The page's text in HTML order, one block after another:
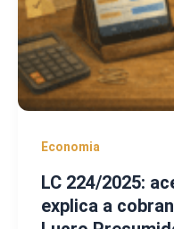
Economia
LC 224/2025:
explica a